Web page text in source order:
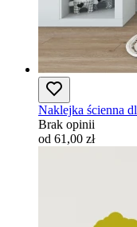
Naklejka ścienna
Brak opinii
od 61,00 zł